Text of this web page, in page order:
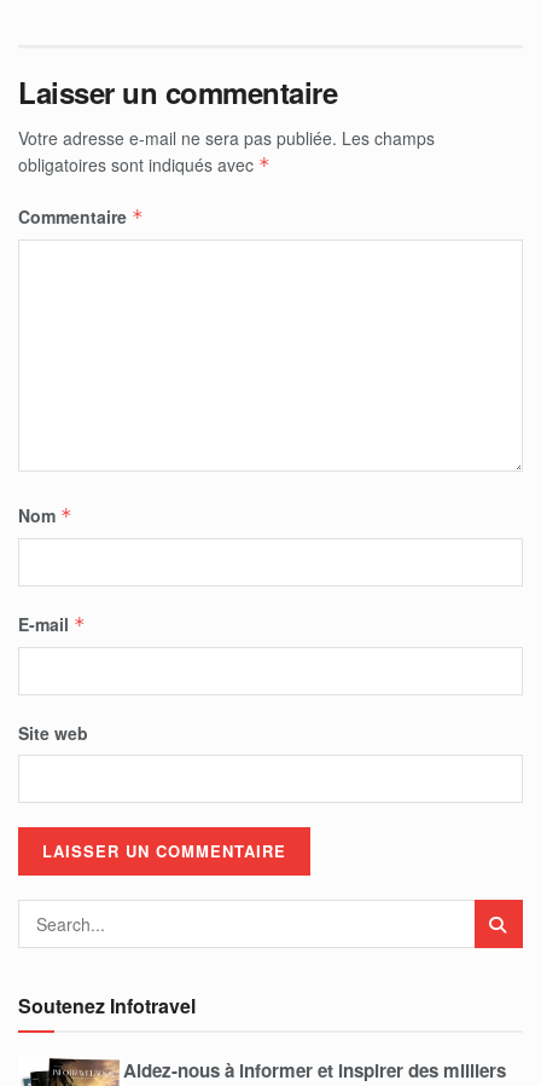
Laisser un commentaire
Votre adresse e-mail ne sera pas publiée. Les champs
obligatoires sont indiqués avec *
Commentaire *
Nom *
E-mail *
Site web
Soutenez Infotravel
Aidez-nous à informer et inspirer des milliers